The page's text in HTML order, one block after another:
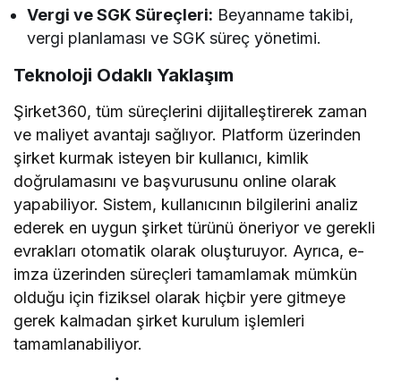
Vergi ve SGK Süreçleri: Beyanname takibi,
vergi planlaması ve SGK süreç yönetimi.
Teknoloji Odaklı Yaklaşım
Şirket360, tüm süreçlerini dijitalleştirerek zaman
ve maliyet avantajı sağlıyor. Platform üzerinden
şirket kurmak isteyen bir kullanıcı, kimlik
doğrulamasını ve başvurusunu online olarak
yapabiliyor. Sistem, kullanıcının bilgilerini analiz
ederek en uygun şirket türünü öneriyor ve gerekli
evrakları otomatik olarak oluşturuyor. Ayrıca, e-
imza üzerinden süreçleri tamamlamak mümkün
olduğu için fiziksel olarak hiçbir yere gitmeye
gerek kalmadan şirket kurulum işlemleri
tamamlanabiliyor.